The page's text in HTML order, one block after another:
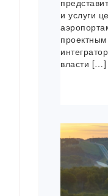
и услуги
власти […]